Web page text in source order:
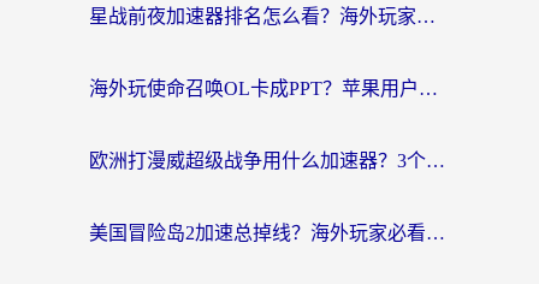
星战前夜加速器排名怎么看？海外玩家国服游戏畅玩终极指南（附欧洲玩跑跑我的起源解决方案）
海外玩使命召唤OL卡成PPT？苹果用户必看：使命召唤OL国外加速器下载苹果版指南
欧洲打漫威超级战争用什么加速器？3个海外游戏卡顿问题一次解决（附实测推荐）
美国冒险岛2加速总掉线？海外玩家必看的国服游戏加速器选择指南